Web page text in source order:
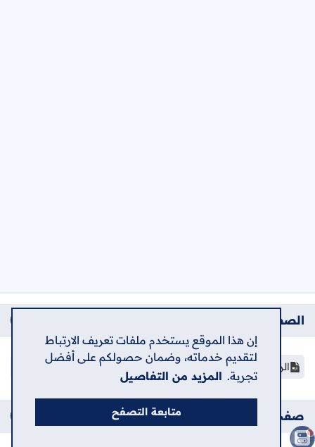
إن هذا الموقع يستخدم ملفات تعريف الارتباط
لتقديم خدماته، وضمان حصولكم على أفضل
تجربة. المزيد من التفاصيل
متابعة التصفح
الصفحات
الرئيسية
صفحات إضافية